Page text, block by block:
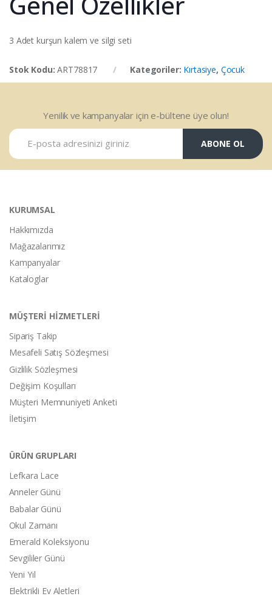
3 Adet kurşun kalem ve silgi seti
Stok Kodu:ART78817 Kategoriler: Kırtasiye, Çocuk
Yenilik ve kampanyalar için e-bültene üye olun!
ABONE OL
KURUMSAL
Hakkımızda
Mağazalarımız
Kampanyalar
Kataloglar
MÜŞTERİ HİZMETLERİ
Sipariş Takip
Mesafeli Satış Sözleşmesi
Gizlilik Sözleşmesi
Değişim Koşulları
Müşteri Memnuniyeti Anketi
İletişim
ÜRÜN GRUPLARI
Lefkara Lace
Anneler Günü
Babalar Günü
Okul Zamanı
Emerald Koleksiyonu
Sevgililer Günü
Yeni Yıl
Elektrikli Ev Aletleri